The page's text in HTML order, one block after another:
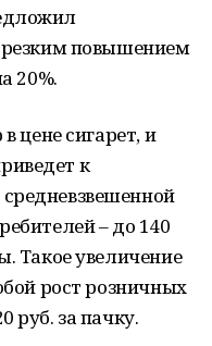
резким повышением
20%.
цене сигарет, и
к
– до 140
Такое увеличение
рост розничных
руб. за пачку.